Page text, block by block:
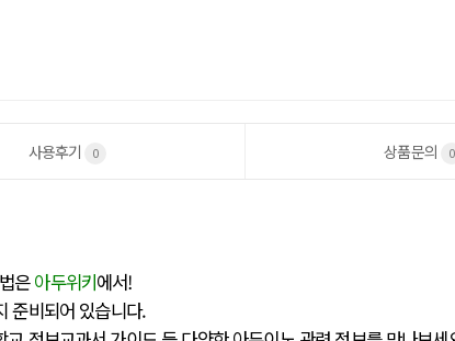
사용후기 0 상품문의 0
은아두위키에서!
준비되어 있습니다.